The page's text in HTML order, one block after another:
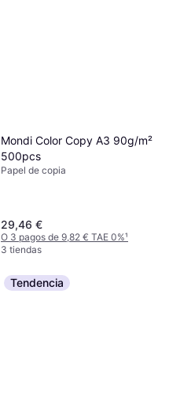
Mondi Color Copy A3 90g/m²
500pcs
Papel de copia
29,46 €
O 3 pagos de 9,82 € TAE 0%¹
3 tiendas
Tendencia